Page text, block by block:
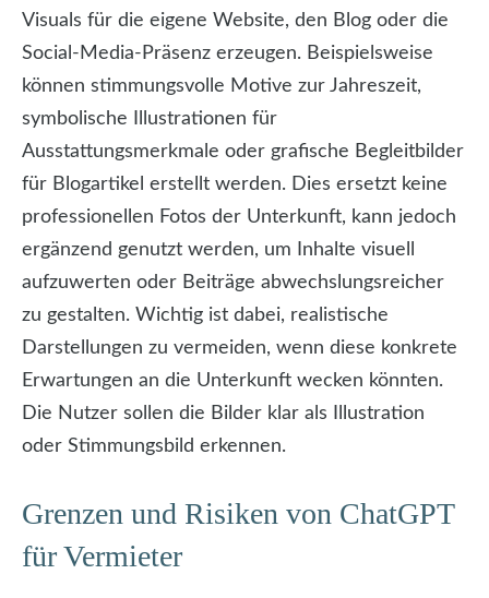
Visuals für die eigene Website, den Blog oder die
Social-Media-Präsenz erzeugen. Beispielsweise
können stimmungsvolle Motive zur Jahreszeit,
symbolische Illustrationen für
Ausstattungsmerkmale oder grafische Begleitbilder
für Blogartikel erstellt werden. Dies ersetzt keine
professionellen Fotos der Unterkunft, kann jedoch
ergänzend genutzt werden, um Inhalte visuell
aufzuwerten oder Beiträge abwechslungsreicher
zu gestalten. Wichtig ist dabei, realistische
Darstellungen zu vermeiden, wenn diese konkrete
Erwartungen an die Unterkunft wecken könnten.
Die Nutzer sollen die Bilder klar als Illustration
oder Stimmungsbild erkennen.
Grenzen und Risiken von ChatGPT
für Vermieter